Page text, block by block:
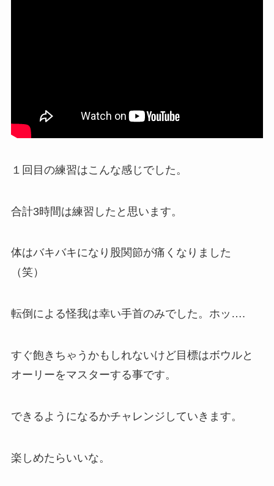
１回目の練習はこんな感じでした。
合計3時間は練習したと思います。
体はバキバキになり股関節が痛くなりました
（笑）
転倒による怪我は幸い手首のみでした。ホッ….
すぐ飽きちゃうかもしれないけど目標はボウルと
オーリーをマスターする事です。
できるようになるかチャレンジしていきます。
楽しめたらいいな。